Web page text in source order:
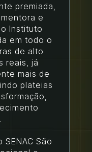
premiada,
e
Instituto
em todo o
de alto
reais, já
mais de
plateias
São